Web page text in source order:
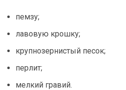
пемзу;
лавовую крошку;
крупнозернистый песок;
перлит;
мелкий гравий.